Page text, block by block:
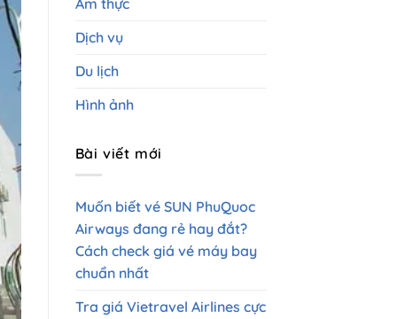
Dịch vụ
Du lịch
Hình ảnh
Bài viết mới
Muốn biết vé SUN PhuQuoc
Airways đang rẻ hay đắt?
Cách check giá vé máy bay
chuẩn nhất
Tra giá Vietravel Airlines cực